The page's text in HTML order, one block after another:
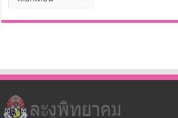
เก็บ